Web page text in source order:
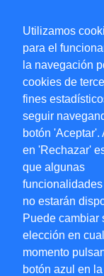
Utilizamos
para el
la navegación
cookies de
fines
seguir
botón 'Aceptar'.
en 'Rechazar'
que algunas
no estarán
Puede cambiar
elección en
momento
botón azul en